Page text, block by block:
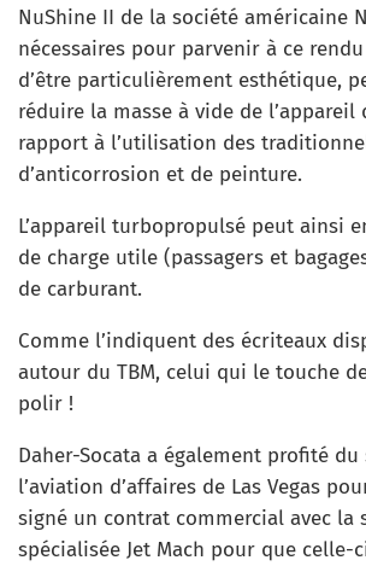
NuShine II de la société américaine
nécessaires pour parvenir à ce
d’être particulièrement esthétique,
réduire la masse à vide de l’appareil
rapport à l’utilisation des
d’anticorrosion et de peinture.
L’appareil turbopropulsé peut ainsi
de charge utile (passagers et
de carburant.
Comme l’indiquent des écriteaux
autour du TBM, celui qui le touche
polir !
Daher-Socata a également profité du
l’aviation d’affaires de Las Vegas
signé un contrat commercial avec la
spécialisée Jet Mach pour que celle-